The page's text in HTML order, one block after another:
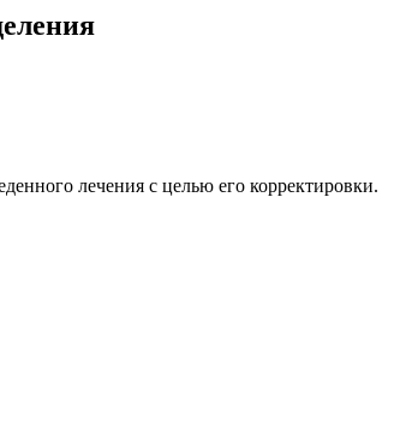
лечения с целью его корректировки.